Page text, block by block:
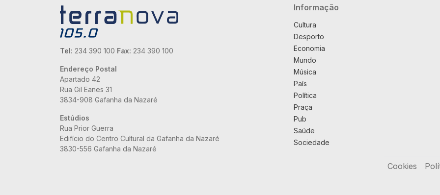
Tel: 234 390 100 Fax: 234 390 100
Endereço Postal
Apartado 42
Rua Gil Eanes 31
3834-908 Gafanha da Nazaré
Estúdios
Rua Prior Guerra
Edifício do Centro Cultural da Gafanha da Nazaré
3830-556 Gafanha da Nazaré
Navegação principal
Informação
Cultura
Desporto
Economia
Mundo
Música
País
Política
Praça
Pub
Saúde
Sociedade
Cookies